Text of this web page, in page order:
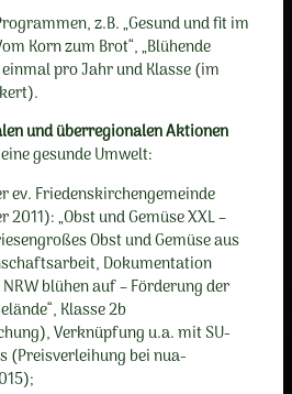
z.B. „Gesund und fit im
Korn zum Brot“, „Blühende
pro Jahr und Klasse (im
und überregionalen Aktionen
gesunde Umwelt:
ev. Friedenskirchengemeinde
„Obst und Gemüse XXL –
Obst und Gemüse aus
Dokumentation
blühen auf – Förderung der
Klasse 2b
Verknüpfung u.a. mit SU-
(Preisverleihung bei nua-